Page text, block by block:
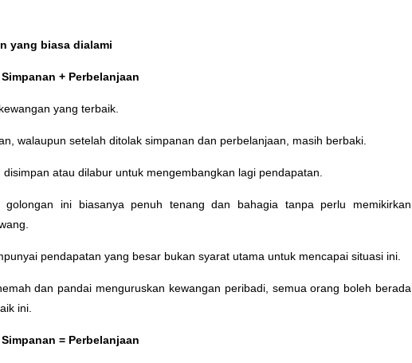
yang biasa dialami
+ Perbelanjaan
yang terbaik.
walaupun setelah ditolak simpanan dan perbelanjaan, masih berbaki.
disimpan atau dilabur untuk mengembangkan lagi pendapatan.
golongan ini biasanya penuh tenang dan bahagia tanpa perlu memikirkan
pendapatan yang besar bukan syarat utama untuk mencapai situasi ini.
dan pandai menguruskan kewangan peribadi, semua orang boleh berada
ini.
= Perbelanjaan